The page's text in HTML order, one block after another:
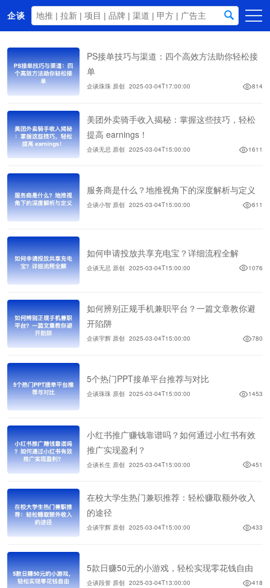
企谈
商务资源
资讯动态
关于我们
PS接单技巧与渠道：四个高效方法助你轻松接
单
企谈珠珠 原创 2025-03-04T17:00:00 814
美团外卖骑手收入揭秘：掌握这些技巧，轻松
提高 earnings！
企谈无忌 原创 2025-03-04T15:00:00 1611
服务商是什么？地推视角下的深度解析与定义
企谈小智 原创 2025-03-04T15:00:00 611
如何申请投放共享充电宝？详细流程全解
企谈无忌 原创 2025-03-04T15:00:00 1076
如何辨别正规手机兼职平台？一篇文章教你避
开陷阱
企谈宇辉 原创 2025-03-04T15:00:00 780
5个热门PPT接单平台推荐与对比
企谈珠珠 原创 2025-03-04T15:00:00 1453
小红书推广赚钱靠谱吗？如何通过小红书有效
推广实现盈利？
企谈长生 原创 2025-03-04T15:00:00 451
在校大学生热门兼职推荐：轻松赚取额外收入
的途径
企谈宇辉 原创 2025-03-04T15:00:00 433
5款日赚50元的小游戏，轻松实现零花钱自由
企谈段誉 原创 2025-03-04T13:00:00 418